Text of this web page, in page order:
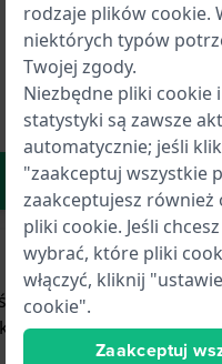
W
i jest
anty-refleksyjne.
rodzaje plików cookie.
niektórych typów
Twojej zgody.
Niezbędne pliki cookie
statystyki są zawsze
automatycznie; jeśli
"zaakceptuj wszystkie
zaakceptujesz również
pliki cookie. Jeśli
wybrać, które pliki
włączyć, kliknij
cookie".
Zaakceptuj